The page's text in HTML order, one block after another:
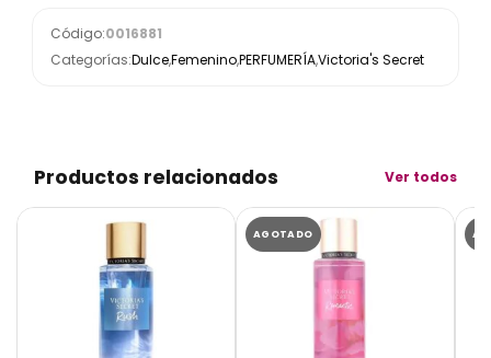
Código:0016881
Categorías:Dulce,Femenino,PERFUMERÍA,Victoria's Secret
Productos relacionados Ver todos
AGOTADO